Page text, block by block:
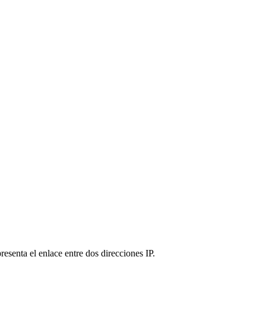
el enlace entre dos direcciones IP.